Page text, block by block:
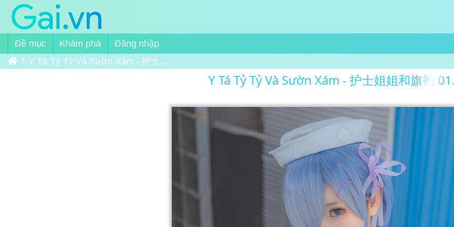
Đề mục Khám phá
Đăng nhập
Trang chủY Tá Tỷ Tỷ Và Sườn Xám - 护士姐姐和旗袍 01
Y Tá Tỷ Tỷ Và Sườn Xám - 护士姐姐和旗袍